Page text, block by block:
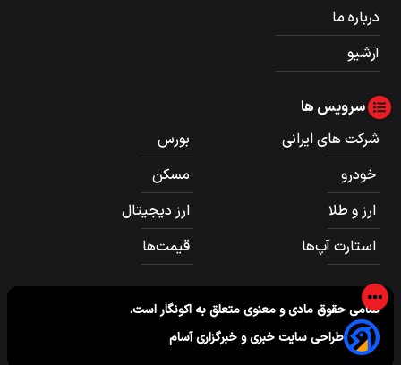
درباره ما
آرشیو
سرویس ها
شرکت های ایرانی
بورس
خودرو
مسکن
ارز و طلا
ارز دیجیتال
استارت آپ‌ها
قیمت‌ها
تمامی حقوق مادی و معنوی متعلق به اکونگاراست.
طراحی سایت خبری و خبرگزاری آسام